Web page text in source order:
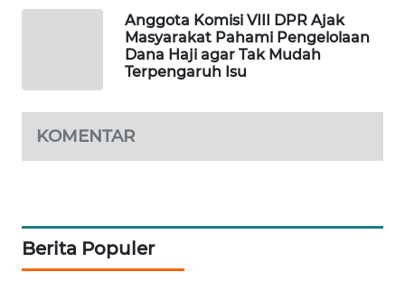
Anggota Komisi VIII DPR Ajak
Masyarakat Pahami Pengelolaan
Dana Haji agar Tak Mudah
Terpengaruh Isu
KOMENTAR
Berita Populer
NEWS
MARITIM
GARONGGANG
NEWS